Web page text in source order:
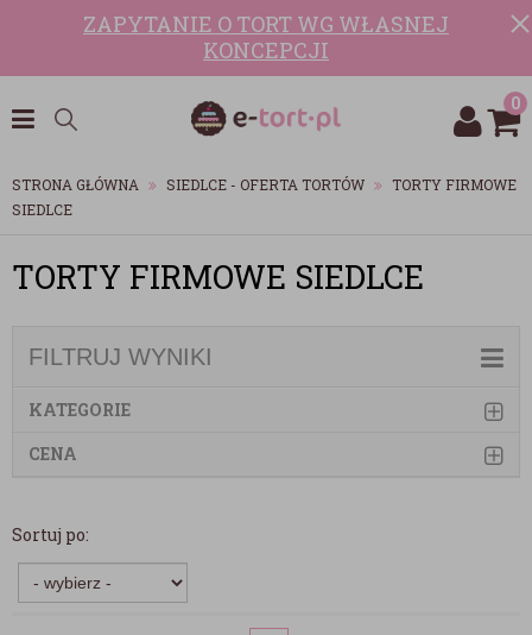
ZAPYTANIE O TORT WG WŁASNEJ
KONCEPCJI
0
STRONA GŁÓWNA SIEDLCE - OFERTA TORTÓW
TORTY FIRMOWE
SIEDLCE
TORTY FIRMOWE SIEDLCE
FILTRUJ WYNIKI
KATEGORIE
CENA
Sortuj po: